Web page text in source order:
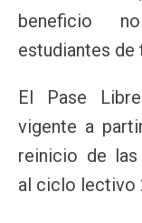
beneficio
estudiantes
El Pase
vigente a
reinicio de las
al ciclo lectivo